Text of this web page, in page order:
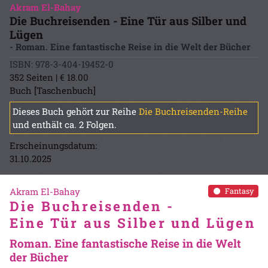
Akram El-Bahay
Die Buchreisenden - Eine Tür aus Silber und
Lügen
- Roman. Eine fantastische Reise in die Welt der Bücher
ISBN: 978-3-404-19452-0
352 Seiten | € 18.00
Buch [Taschenbuch]
Dieses Buch gehört zur Reihe Die Buchreisenden-Reihe
und enthält ca. 2 Folgen.
Erscheinungsdatum:
31.10.2025
Fantasy
Akram El-Bahay
Die Buchreisenden -
Eine Tür aus Silber und Lügen
Roman. Eine fantastische Reise in die Welt
der Bücher